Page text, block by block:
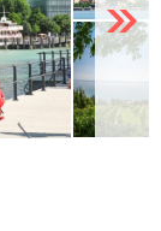
Next